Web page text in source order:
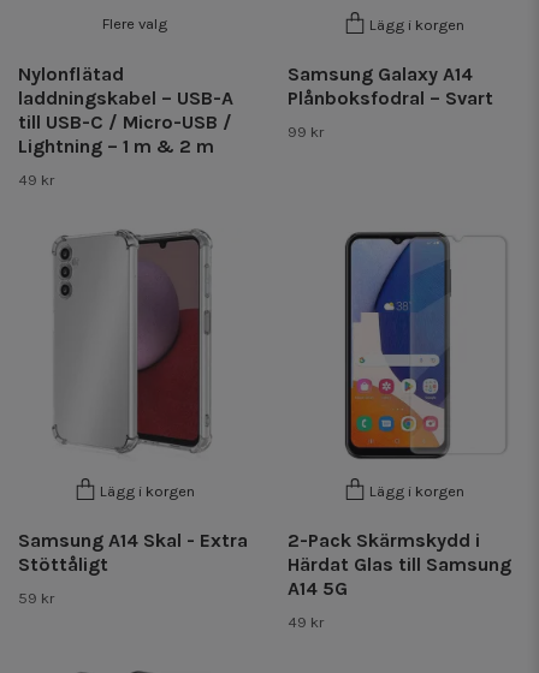
Flere valg
Nylonflätad
laddningskabel – USB-A
till USB-C / Micro-USB /
Lightning – 1 m & 2 m
49 kr
Lägg i korgen
Samsung Galaxy A14
Plånboksfodral – Svart
99 kr
Lägg i korgen
Samsung A14 Skal - Extra
Stöttåligt
59 kr
Lägg i korgen
2-Pack Skärmskydd i
Härdat Glas till Samsung
A14 5G
49 kr